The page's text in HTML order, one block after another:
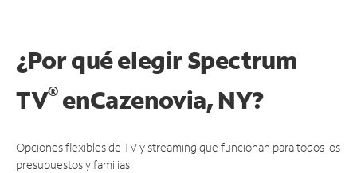
¿Por qué elegir Spectrum
TV®enCazenovia, NY?
Opciones flexibles de TV y streaming que funcionan para todos los
presupuestos y familias.